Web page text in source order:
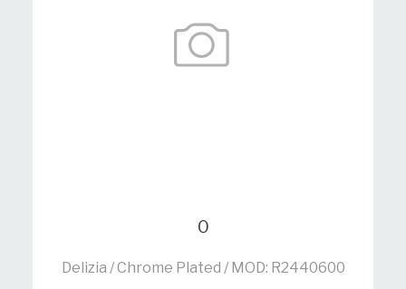
0
Delizia / Chrome Plated / MOD: R2440600